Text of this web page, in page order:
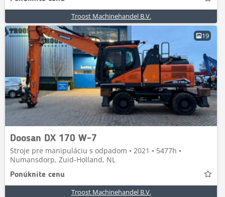
Troost Machinehandel B.V.
19
Doosan DX 170 W-7
Stroje pre manipuláciu s odpadom • 2021 • 5477h •
Numansdorp, Zuid-Holland, NL
Ponúknite cenu
Troost Machinehandel B.V.